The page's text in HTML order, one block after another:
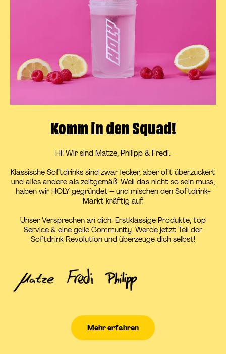
Komm in den Squad!
Hi! Wir sind Matze, Philipp & Fredi.
Klassische Softdrinks sind zwar lecker, aber oft überzuckert
und alles andere als zeitgemäß. Weil das nicht so sein muss,
haben wir HOLY gegründet – und mischen den Softdrink-
Markt kräftig auf.
Unser Versprechen an dich: Erstklassige Produkte, top
Service & eine geile Community. Werde jetzt Teil der
Softdrink Revolution und überzeuge dich selbst!
Mehr erfahren